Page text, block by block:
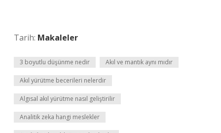
Tarih: Makaleler
3 boyutlu düşünme nedir Akıl ve mantık aynı mıdır
Akıl yürütme becerileri nelerdir
Algısal akıl yürütme nasıl geliştirilir
Analitik zeka hangi meslekler